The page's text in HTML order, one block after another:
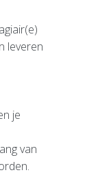
leveren
je
van